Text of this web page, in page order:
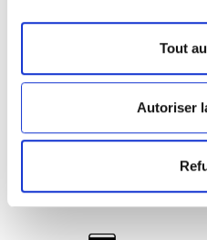
Tout
Autoriser